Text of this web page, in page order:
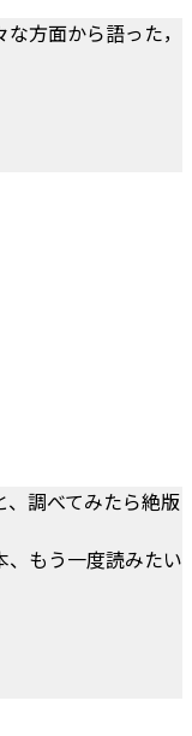
方面から語った，
調べてみたら絶版
、もう一度読みたい